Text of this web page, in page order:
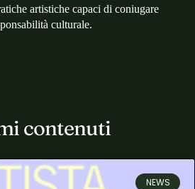
artistiche capaci di coniugare
culturale.
contenuti
NEWS